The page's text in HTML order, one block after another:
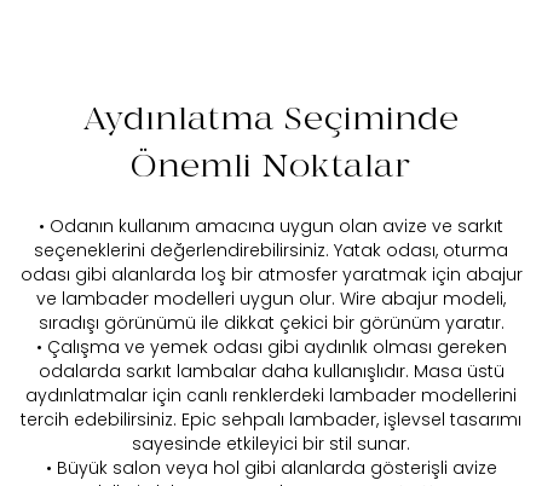
Aydınlatma Seçiminde
Önemli Noktalar
• Odanın kullanım amacına uygun olan avize ve sarkıt
seçeneklerini değerlendirebilirsiniz. Yatak odası, oturma
odası gibi alanlarda loş bir atmosfer yaratmak için abajur
ve lambader modelleri uygun olur. Wire abajur modeli,
sıradışı görünümü ile dikkat çekici bir görünüm yaratır.
• Çalışma ve yemek odası gibi aydınlık olması gereken
odalarda sarkıt lambalar daha kullanışlıdır. Masa üstü
aydınlatmalar için canlı renklerdeki lambader modellerini
tercih edebilirsiniz. Epic sehpalı lambader, işlevsel tasarımı
sayesinde etkileyici bir stil sunar.
• Büyük salon veya hol gibi alanlarda gösterişli avize